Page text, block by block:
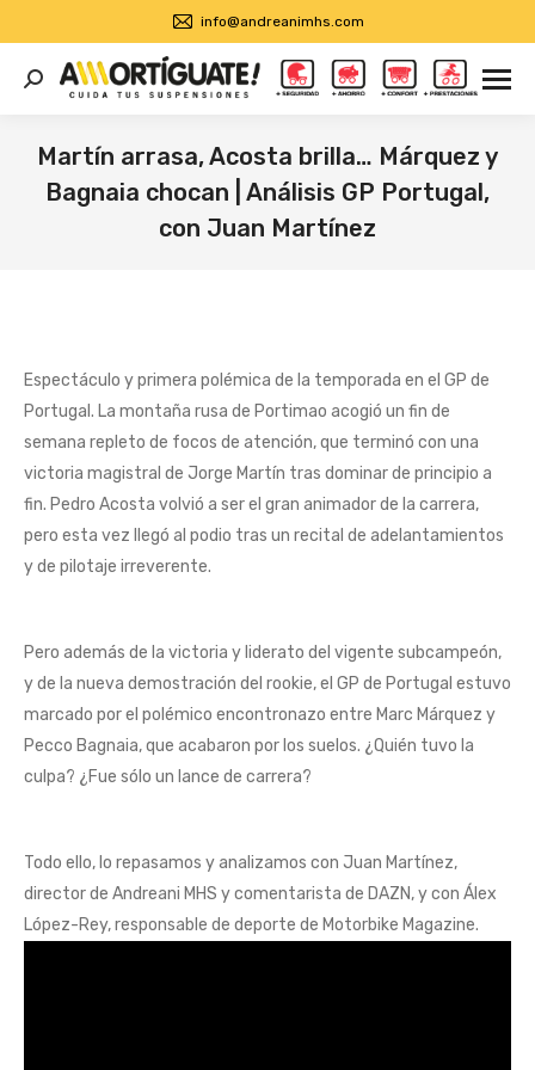
info@andreanimhs.com
Buscar:
Martín arrasa, Acosta brilla… Márquez y
Bagnaia chocan | Análisis GP Portugal,
con Juan Martínez
Espectáculo y primera polémica de la temporada en el GP de
Portugal. La montaña rusa de Portimao acogió un fin de
semana repleto de focos de atención, que terminó con una
victoria magistral de Jorge Martín tras dominar de principio a
fin. Pedro Acosta volvió a ser el gran animador de la carrera,
pero esta vez llegó al podio tras un recital de adelantamientos
y de pilotaje irreverente.
Pero además de la victoria y liderato del vigente subcampeón,
y de la nueva demostración del rookie, el GP de Portugal estuvo
marcado por el polémico encontronazo entre Marc Márquez y
Pecco Bagnaia, que acabaron por los suelos. ¿Quién tuvo la
culpa? ¿Fue sólo un lance de carrera?
Todo ello, lo repasamos y analizamos con Juan Martínez,
director de Andreani MHS y comentarista de DAZN, y con Álex
López-Rey, responsable de deporte de Motorbike Magazine.